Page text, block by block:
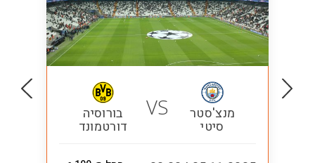
מנצ'סטר
סיטי
VS בורוסיה
דורטמונד